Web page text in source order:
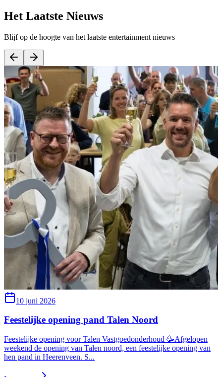
Het Laatste Nieuws
Blijf op de hoogte van het laatste entertainment nieuws
10 juni 2026
Feestelijke opening pand Talen Noord
Feestelijke opening voor Talen Vastgoedonderhoud 🥳Afgelopen
weekend de opening van Talen noord, een feestelijke opening van
hen pand in Heerenveen. S...